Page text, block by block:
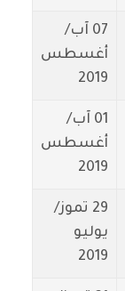
07 آب/
أغسطس
2019
01 آب/
أغسطس
2019
29 تموز/
يوليو
2019